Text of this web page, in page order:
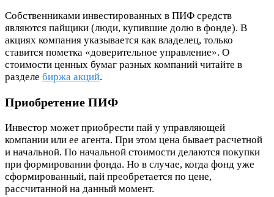
Собственниками инвестированных в ПИФ средств
являются пайщики (люди, купившие долю в фонде). В
акциях компания указывается как владелец, только
ставится пометка «доверительное управление». О
стоимости ценных бумаг разных компаний читайте в
разделе биржа акций.
Приобретение ПИФ
Инвестор может приобрести пай у управляющей
компании или ее агента. При этом цена бывает расчетной
и начальной. По начальной стоимости делаются покупки
при формировании фонда. Но в случае, когда фонд уже
сформированный, пай преобретается по цене,
рассчитанной на данный момент.